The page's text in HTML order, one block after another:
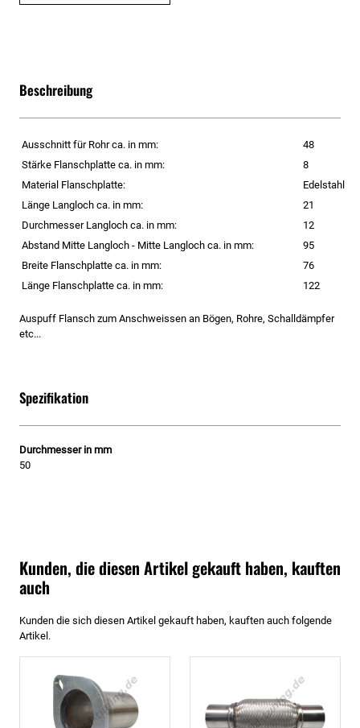
Beschreibung
Ausschnitt für Rohr ca. in mm:
48
Stärke Flanschplatte ca. in mm:
8
Material Flanschplatte:
Edelstahl
Länge Langloch ca. in mm:
21
Durchmesser Langloch ca. in mm:
12
Abstand Mitte Langloch - Mitte Langloch ca. in mm:
95
Breite Flanschplatte ca. in mm:
76
Länge Flanschplatte ca. in mm:
122
Auspuff Flansch zum Anschweissen an Bögen, Rohre, Schalldämpfer
etc...
Spezifikation
Durchmesser in mm
50
Kunden, die diesen Artikel gekauft haben, kauften
auch
Kunden die sich diesen Artikel gekauft haben, kauften auch folgende
Artikel.